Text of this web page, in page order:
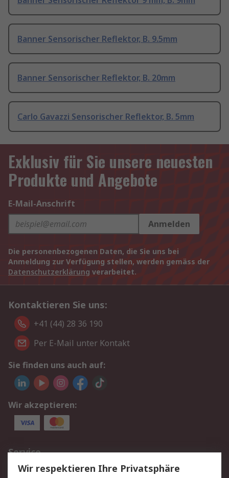
Banner Sensorischer Reflektor, B. 9.5mm
Banner Sensorischer Reflektor, B. 20mm
Carlo Gavazzi Sensorischer Reflektor, B. 5mm
Exklusiv für Sie unsere neuesten
Produkte und Angebote
E-Mail-Anschrift
Anmelden
Die personenbezogenen Daten, die Sie uns bei
Anmeldung zur Verfügung stellen, werden gemäss der
Datenschutzerklärung verarbeitet.
Kontaktieren Sie uns:
+41 (44) 28 36 190
Per E-Mail unter Kontakt
Sie finden uns auch auf:
Wir akzeptieren:
Service
Value Added Services
Lieferlösungen
Wir respektieren Ihre Privatsphäre